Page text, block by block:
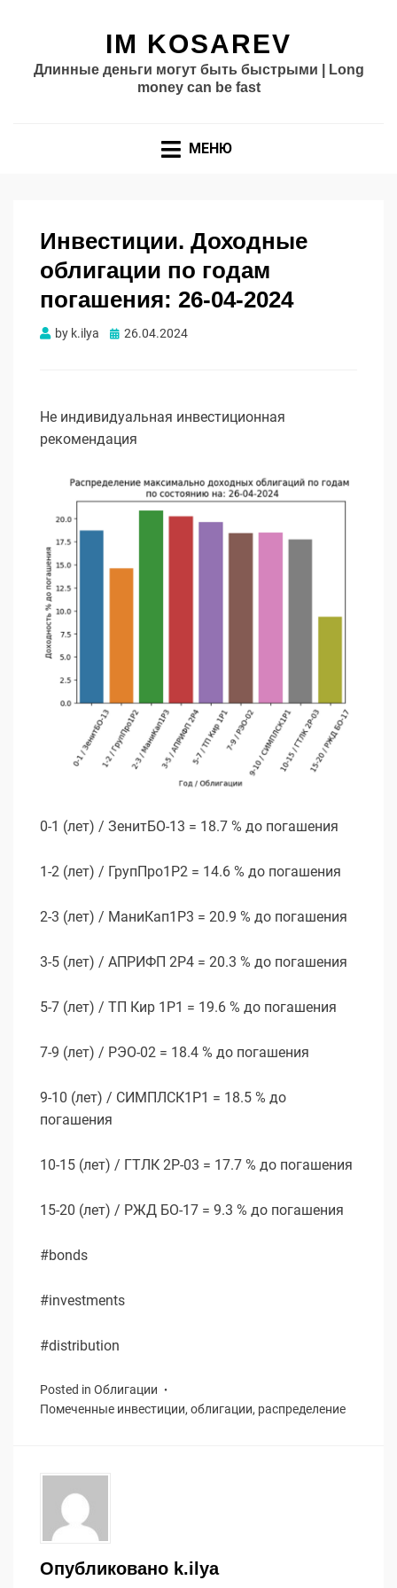
IM KOSAREV
Длинные деньги могут быть быстрыми | Long
money can be fast
МЕНЮ
Инвестиции. Доходные
облигации по годам
погашения: 26-04-2024
by k.ilya Опубликовано
26.04.2024
Не индивидуальная инвестиционная
рекомендация
0-1 (лет) / ЗенитБО-13 = 18.7 % до погашения
1-2 (лет) / ГрупПро1P2 = 14.6 % до погашения
2-3 (лет) / МаниКап1Р3 = 20.9 % до погашения
3-5 (лет) / АПРИФП 2Р4 = 20.3 % до погашения
5-7 (лет) / ТП Кир 1P1 = 19.6 % до погашения
7-9 (лет) / РЭО-02 = 18.4 % до погашения
9-10 (лет) / СИМПЛСК1Р1 = 18.5 % до
погашения
10-15 (лет) / ГТЛК 2P-03 = 17.7 % до погашения
15-20 (лет) / РЖД БО-17 = 9.3 % до погашения
#bonds
#investments
#distribution
Posted in Облигации
Помеченные инвестиции, облигации, распределение
Опубликовано k.ilya